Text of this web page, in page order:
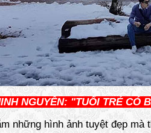
NGUYỄN: "TUỔI TRẺ CÓ
những hình ảnh tuyệt đẹp